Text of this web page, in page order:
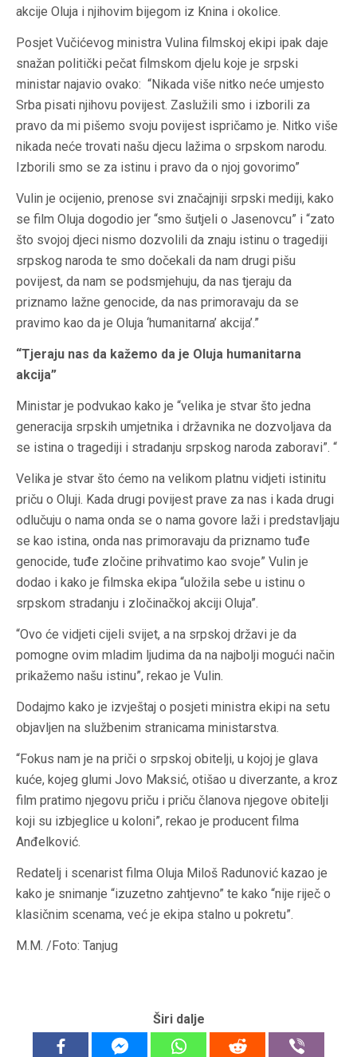
akcije Oluja i njihovim bijegom iz Knina i okolice.
Posjet Vučićevog ministra Vulina filmskoj ekipi ipak daje
snažan politički pečat filmskom djelu koje je srpski
ministar najavio ovako: “Nikada više nitko neće umjesto
Srba pisati njihovu povijest. Zaslužili smo i izborili za
pravo da mi pišemo svoju povijest ispričamo je. Nitko više
nikada neće trovati našu djecu lažima o srpskom narodu.
Izborili smo se za istinu i pravo da o njoj govorimo”
Vulin je ocijenio, prenose svi značajniji srpski mediji, kako
se film Oluja dogodio jer “smo šutjeli o Jasenovcu” i “zato
što svojoj djeci nismo dozvolili da znaju istinu o tragediji
srpskog naroda te smo dočekali da nam drugi pišu
povijest, da nam se podsmjehuju, da nas tjeraju da
priznamo lažne genocide, da nas primoravaju da se
pravimo kao da je Oluja ‘humanitarna’ akcija’.”
“Tjeraju nas da kažemo da je Oluja humanitarna
akcija”
Ministar je podvukao kako je “velika je stvar što jedna
generacija srpskih umjetnika i državnika ne dozvoljava da
se istina o tragediji i stradanju srpskog naroda zaboravi”. “
Velika je stvar što ćemo na velikom platnu vidjeti istinitu
priču o Oluji. Kada drugi povijest prave za nas i kada drugi
odlučuju o nama onda se o nama govore laži i predstavljaju
se kao istina, onda nas primoravaju da priznamo tuđe
genocide, tuđe zločine prihvatimo kao svoje” Vulin je
dodao i kako je filmska ekipa “uložila sebe u istinu o
srpskom stradanju i zločinačkoj akciji Oluja”.
“Ovo će vidjeti cijeli svijet, a na srpskoj državi je da
pomogne ovim mladim ljudima da na najbolji mogući način
prikažemo našu istinu”, rekao je Vulin.
Dodajmo kako je izvještaj o posjeti ministra ekipi na setu
objavljen na službenim stranicama ministarstva.
“Fokus nam je na priči o srpskoj obitelji, u kojoj je glava
kuće, kojeg glumi Jovo Maksić, otišao u diverzante, a kroz
film pratimo njegovu priču i priču članova njegove obitelji
koji su izbjeglice u koloni”, rekao je producent filma
Anđelković.
Redatelj i scenarist filma Oluja Miloš Radunović kazao je
kako je snimanje “izuzetno zahtjevno” te kako “nije riječ o
klasičnim scenama, već je ekipa stalno u pokretu”.
M.M. /Foto: Tanjug
Širi dalje